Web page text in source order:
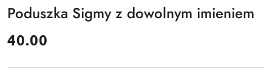
Poduszka Sigmy z dowolnym imieniem
cena:
40.00